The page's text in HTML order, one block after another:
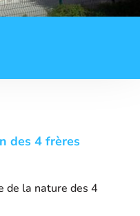
des 4 frères
de la nature des 4